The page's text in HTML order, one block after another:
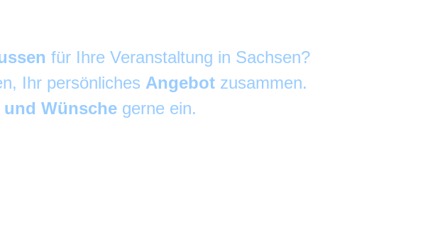
für Ihre Veranstaltung in Sachsen?
Ihr persönliches Angebot zusammen.
Wünsche gerne ein.